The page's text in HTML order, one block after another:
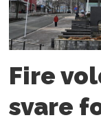
Fire
svare